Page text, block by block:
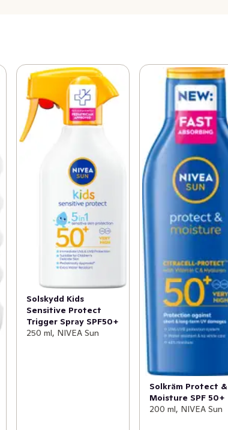
Solskydd Kids
Sensitive Protect
Trigger Spray SPF50+
250 ml, NIVEA Sun
Solkräm Protect &
Moisture SPF 50+
200 ml, NIVEA Sun